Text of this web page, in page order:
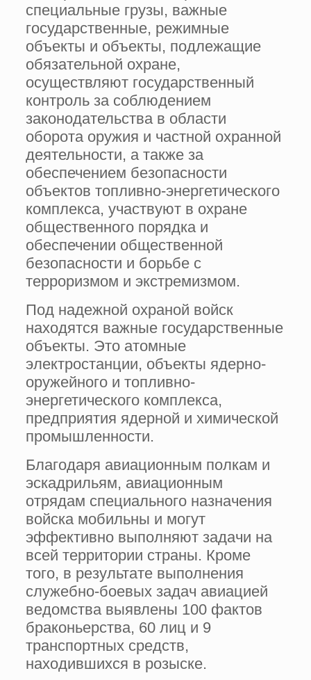
специальные грузы, важные
государственные, режимные
объекты и объекты, подлежащие
обязательной охране,
осуществляют государственный
контроль за соблюдением
законодательства в области
оборота оружия и частной охранной
деятельности, а также за
обеспечением безопасности
объектов топливно-энергетического
комплекса, участвуют в охране
общественного порядка и
обеспечении общественной
безопасности и борьбе с
терроризмом и экстремизмом.
Под надежной охраной войск
находятся важные государственные
объекты. Это атомные
электростанции, объекты ядерно-
оружейного и топливно-
энергетического комплекса,
предприятия ядерной и химической
промышленности.
Благодаря авиационным полкам и
эскадрильям, авиационным
отрядам специального назначения
войска мобильны и могут
эффективно выполняют задачи на
всей территории страны. Кроме
того, в результате выполнения
служебно-боевых задач авиацией
ведомства выявлены 100 фактов
браконьерства, 60 лиц и 9
транспортных средств,
находившихся в розыске.